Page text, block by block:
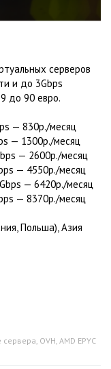
серверов
и до 3Gbps
до 90 евро.
— 830р./месяц
— 1300р./месяц
— 2600р./месяц
— 4550р./месяц
— 6420р./месяц
— 8370р./месяц
Польша), Азия
сервера, OVH, AMD EPYC